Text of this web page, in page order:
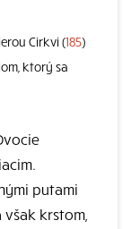
Cirkvi (185)
ktorý sa
putami
krstom,